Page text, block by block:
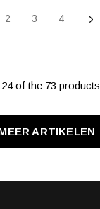
2 3 4
of the 73 products
ARTIKELEN